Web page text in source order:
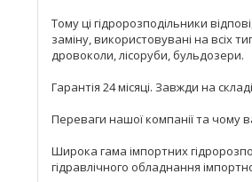
Тому ці гідророзподільники
заміну, використовувані на всіх
дровоколи, лісоруби, бульдозери.
Гарантія 24 місяці. Завжди на
Переваги нашої компанії та чому
Широка гама імпортних
гідравлічного обладнання